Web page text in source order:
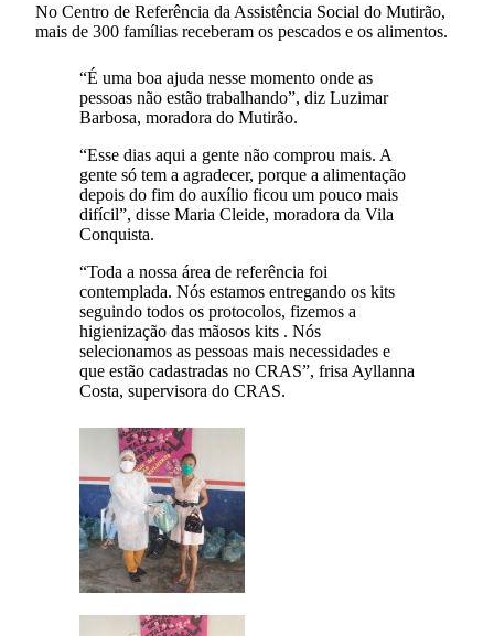
No Centro de Referência da Assistência Social do Mutirão,
mais de 300 famílias receberam os pescados e os alimentos.
“É uma boa ajuda nesse momento onde as
pessoas não estão trabalhando”, diz Luzimar
Barbosa, moradora do Mutirão.
“Esse dias aqui a gente não comprou mais. A
gente só tem a agradecer, porque a alimentação
depois do fim do auxílio ficou um pouco mais
difícil”, disse Maria Cleide, moradora da Vila
Conquista.
“Toda a nossa área de referência foi
contemplada. Nós estamos entregando os kits
seguindo todos os protocolos, fizemos a
higienização das mãosos kits . Nós
selecionamos as pessoas mais necessidades e
que estão cadastradas no CRAS”, frisa Ayllanna
Costa, supervisora do CRAS.